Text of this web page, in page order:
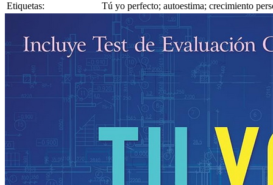
Etiquetas:
Tú yo perfecto; autoestima; crecimiento